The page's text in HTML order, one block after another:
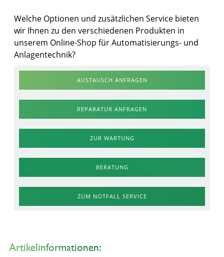
Welche Optionen und zusätzlichen Service bieten
wir Ihnen zu den verschiedenen Produkten in
unserem Online-Shop für Automatisierungs- und
Anlagentechnik?
AUSTAUSCH ANFRAGEN
REPARATUR ANFRAGEN
ZUR WARTUNG
BERATUNG
ZUM NOTFALL SERVICE
Artikelinformationen: